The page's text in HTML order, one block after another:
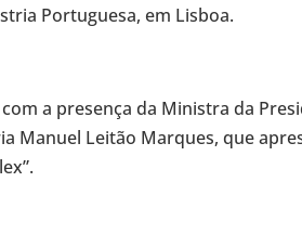
Portuguesa, em Lisboa.
a presença da Ministra da
Manuel Leitão Marques, que